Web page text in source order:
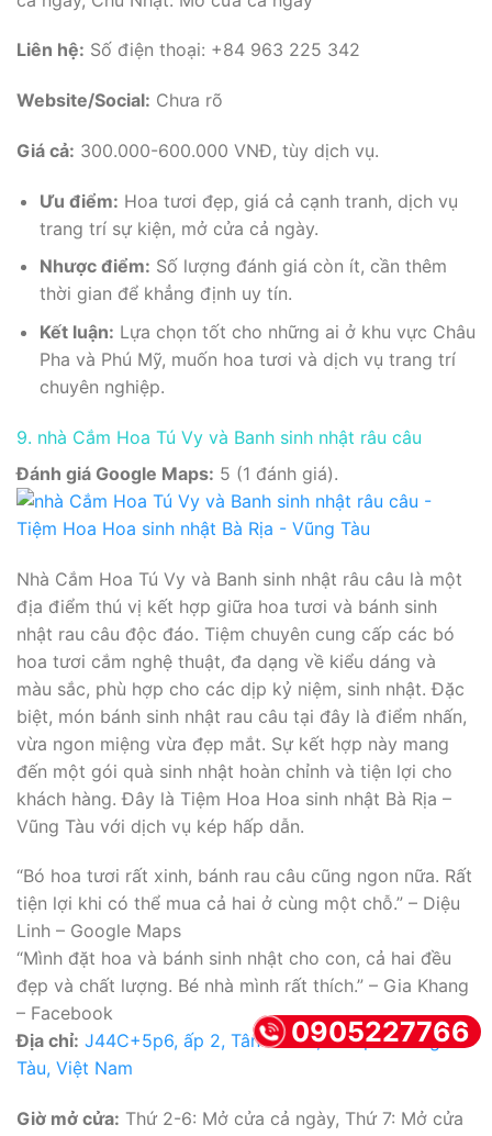
Liên hệ: Số điện thoại: +84 963 225 342
Website/Social: Chưa rõ
Giá cả: 300.000-600.000 VNĐ, tùy dịch vụ.
Ưu điểm: Hoa tươi đẹp, giá cả cạnh tranh, dịch vụ
trang trí sự kiện, mở cửa cả ngày.
Nhược điểm: Số lượng đánh giá còn ít, cần thêm
thời gian để khẳng định uy tín.
Kết luận: Lựa chọn tốt cho những ai ở khu vực Châu
Pha và Phú Mỹ, muốn hoa tươi và dịch vụ trang trí
chuyên nghiệp.
9. nhà Cắm Hoa Tú Vy và Banh sinh nhật râu câu
Đánh giá Google Maps: 5 (1 đánh giá).
Nhà Cắm Hoa Tú Vy và Banh sinh nhật râu câu là một
địa điểm thú vị kết hợp giữa hoa tươi và bánh sinh
nhật rau câu độc đáo. Tiệm chuyên cung cấp các bó
hoa tươi cắm nghệ thuật, đa dạng về kiểu dáng và
màu sắc, phù hợp cho các dịp kỷ niệm, sinh nhật. Đặc
biệt, món bánh sinh nhật rau câu tại đây là điểm nhấn,
vừa ngon miệng vừa đẹp mắt. Sự kết hợp này mang
đến một gói quà sinh nhật hoàn chỉnh và tiện lợi cho
khách hàng. Đây là Tiệm Hoa Hoa sinh nhật Bà Rịa –
Vũng Tàu với dịch vụ kép hấp dẫn.
“Bó hoa tươi rất xinh, bánh rau câu cũng ngon nữa. Rất
tiện lợi khi có thể mua cả hai ở cùng một chỗ.” – Diệu
Linh – Google Maps
“Mình đặt hoa và bánh sinh nhật cho con, cả hai đều
đẹp và chất lượng. Bé nhà mình rất thích.” – Gia Khang
– Facebook
Địa chỉ: J44C+5p6, ấp 2, Tân Thành, Bà Rịa – Vũng
Tàu, Việt Nam
Giờ mở cửa: Thứ 2-6: Mở cửa cả ngày, Thứ 7: Mở cửa
0905227766